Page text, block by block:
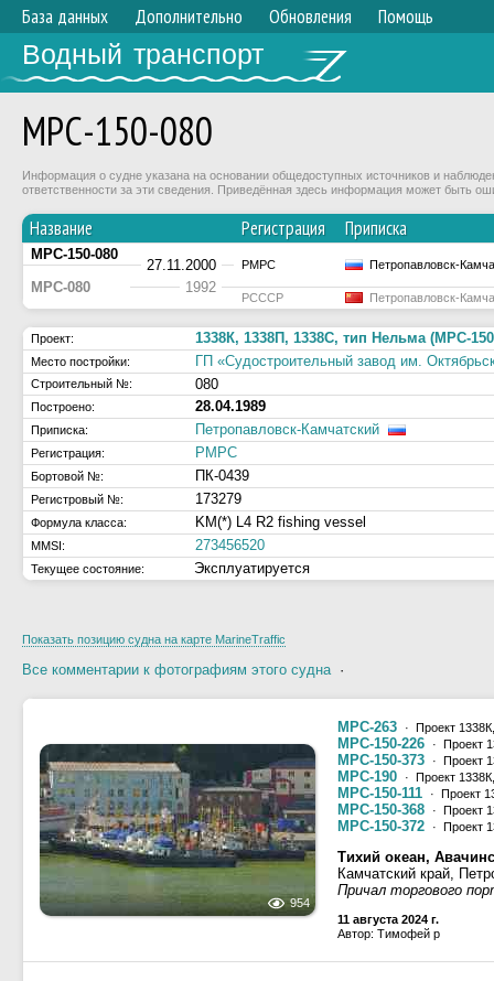
База данных Дополнительно Обновления Помощь
Водный транспорт
МРС-150-080
Информация о судне указана на основании общедоступных источников и
ответственности за эти сведения. Приведённая здесь информация может быть
Название Регистрация Приписка
МРС-150-080
27.11.2000 РМРС Петропавловск-
МРС-080 1992
РСССР Петропавловск-
Проект: 1338К, 1338П, 1338С, тип Нельма (МРС-
Место постройки: ГП «Судостроительный завод им.
Строительный №: 080
Построено: 28.04.1989
Приписка: Петропавловск-Камчатский
Регистрация: РМРС
Бортовой №: ПК-0439
Регистровый №: 173279
Формула класса: KM(*) L4 R2 fishing vessel
MMSI: 273456520
Текущее состояние: Эксплуатируется
Показать позицию судна на карте MarineTraffic
Все комментарии к фотографиям этого судна·
954
МРС-263 · Проект
МРС-150-226 · Проект
МРС-150-373 · Проект
МРС-190 · Проект
МРС-150-111 · Проект
МРС-150-368 · Проект
МРС-150-372 · Проект
Тихий океан,
Камчатский край,
Причал торгового
11 августа 2024 г.
Автор: Тимофей р